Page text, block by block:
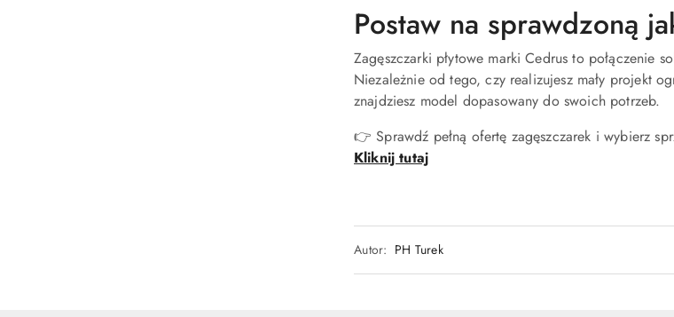
Postaw na sprawdzoną
Zagęszczarki płytowe marki Cedrus to połączenie
Niezależnie od tego, czy realizujesz mały projekt
znajdziesz model dopasowany do swoich potrzeb.
👉 Sprawdź pełną ofertę zagęszczarek i wybierz
Kliknij tutaj
Autor: PH Turek